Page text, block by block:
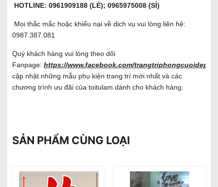
HOTLINE: 0961909188 (LẺ); 0965975008 (SỈ)
Mọi thắc mắc hoặc khiếu nại về dịch vụ vui lòng liên hệ:
0987.387.081
Quý khách hàng vui lòng theo dõi
Fanpage: https://www.facebook.com/trangtriphongcuoidep/
cập nhật những mẫu phụ kiện trang trí mới nhất và các
chương trình ưu đãi của toitulam dành cho khách hàng.
SẢN PHẨM CÙNG LOẠI